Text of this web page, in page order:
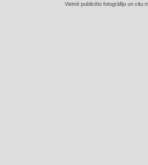
Vietnē publicēto fotogrāfiju un citu